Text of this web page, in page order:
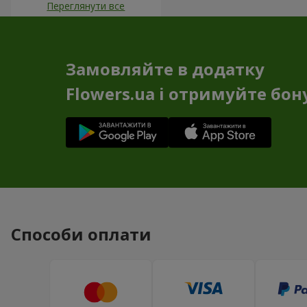
Переглянути все
Замовляйте в додатку
Flowers.ua і отримуйте
Способи оплати